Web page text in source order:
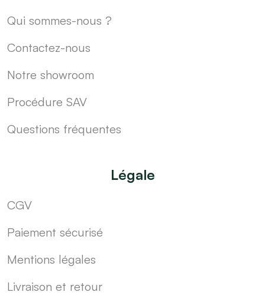
Qui sommes-nous ?
Contactez-nous
Notre showroom
Procédure SAV
Questions fréquentes
Légale
CGV
Paiement sécurisé
Mentions légales
Livraison et retour